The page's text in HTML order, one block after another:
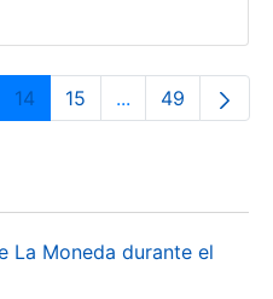
Use TAB para
Página
14 Página
15 ...PáginasPágina
49
La Moneda durante el